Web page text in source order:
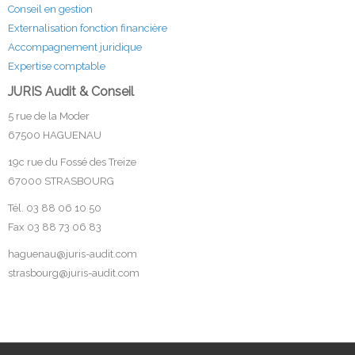
Conseil en gestion
Externalisation fonction financière
Accompagnement juridique
Expertise comptable
JURIS Audit & Conseil
5 rue de la Moder
67500 HAGUENAU
19c rue du Fossé des Treize
67000 STRASBOURG
Tél. 03 88 06 10 50
Fax 03 88 73 06 83
haguenau@juris-audit.com
strasbourg@juris-audit.com